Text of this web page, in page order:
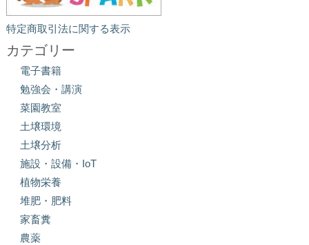
特定商取引法に関する表示
カテゴリー
電子書籍
勉強会・講演
菜園教室
土壌環境
土壌分析
施設・設備・IoT
植物栄養
堆肥・肥料
家畜糞
農薬